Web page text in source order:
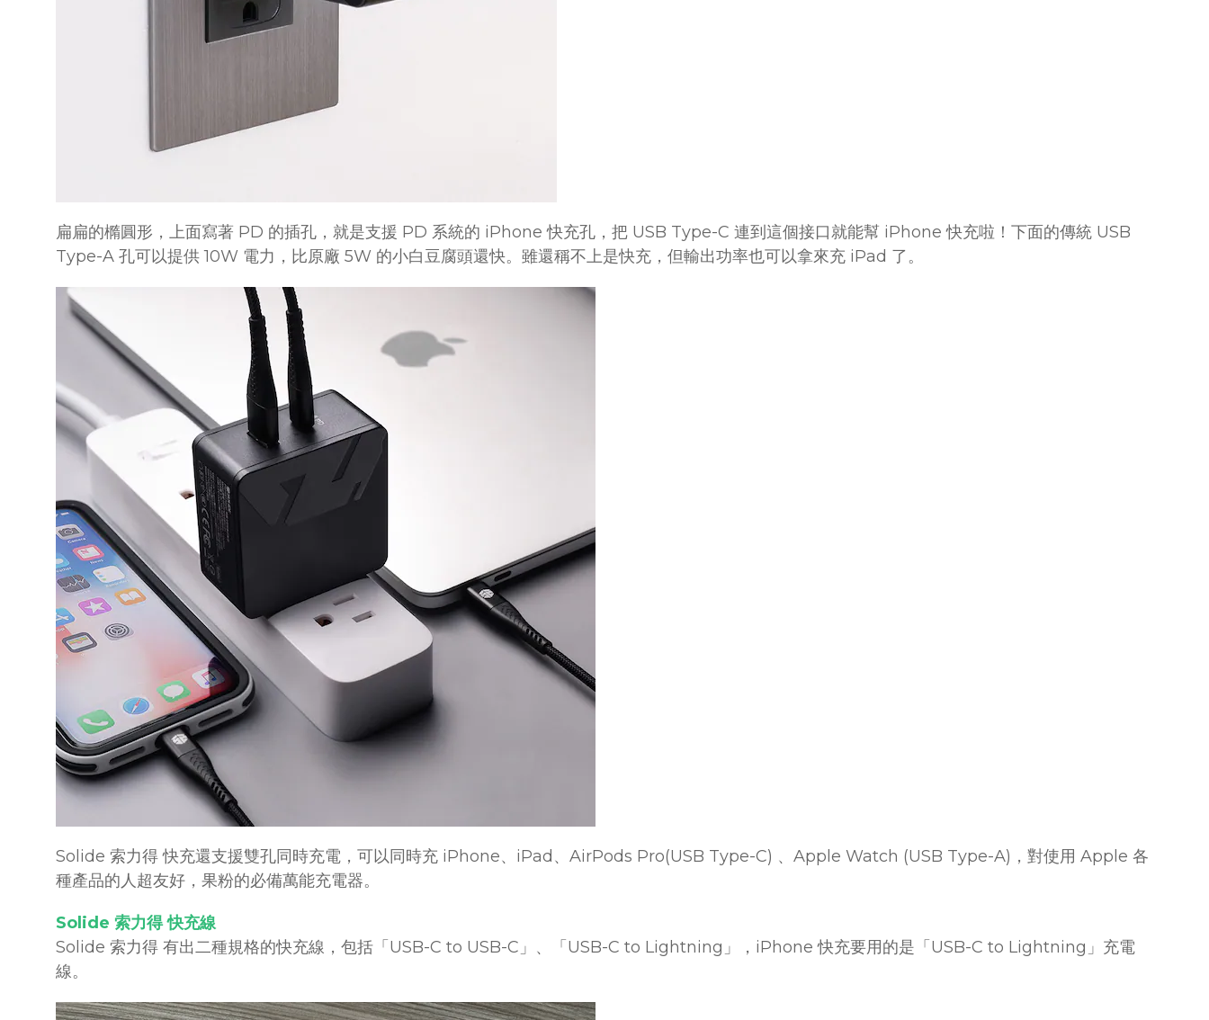
扁扁的橢圓形，上面寫著 PD 的插孔，就是支援 PD 系統的 iPhone 快充孔，把 USB Type-C 連到這個接口就能幫 iPhone 快充啦！下面的傳統 USB
Type-A 孔可以提供 10W 電力，比原廠 5W 的小白豆腐頭還快。雖還稱不上是快充，但輸出功率也可以拿來充 iPad 了。
Solide 索力得 快充還支援雙孔同時充電，可以同時充 iPhone、iPad、AirPods Pro(USB Type-C) 、Apple Watch (USB Type-A)，對使用 Apple 各
種產品的人超友好，果粉的必備萬能充電器。
Solide 索力得 快充線
Solide 索力得 有出二種規格的快充線，包括「USB-C to USB-C」、「USB-C to Lightning」，iPhone 快充要用的是「USB-C to Lightning」充電
線。